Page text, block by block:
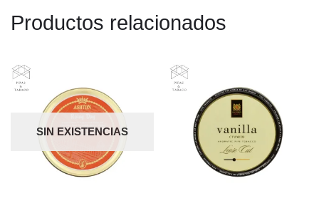
Productos relacionados
SIN EXISTENCIAS